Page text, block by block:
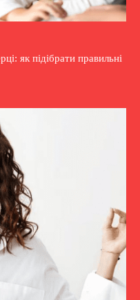
як підібрати правильні